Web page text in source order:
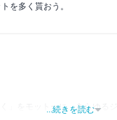
を多く貰おう。
く」をモットーに、あらゆる
...続きを読む